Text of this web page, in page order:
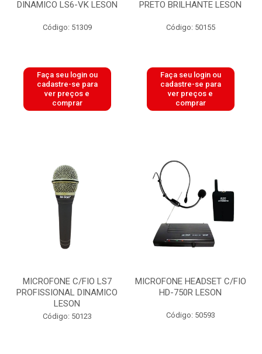
DINAMICO LS6-VK LESON
Código: 51309
Faça seu login ou
cadastre-se para
ver preços e
comprar
PRETO BRILHANTE LESON
Código: 50155
Faça seu login ou
cadastre-se para
ver preços e
comprar
MICROFONE C/FIO LS7
PROFISSIONAL DINAMICO
LESON
Código: 50123
MICROFONE HEADSET C/FIO
HD-750R LESON
Código: 50593